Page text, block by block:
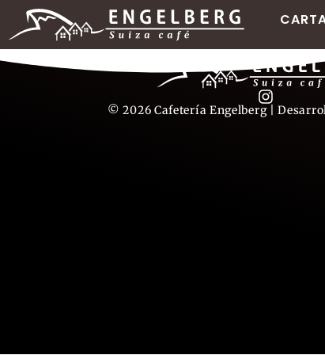
© 2026 Cafetería Engelberg |